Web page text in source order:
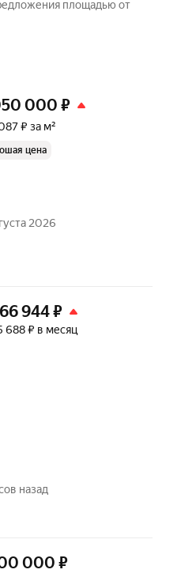
площадью от
000 ₽
₽ за м²
цена
2026
944₽
688 ₽ в месяц
назад
000 ₽